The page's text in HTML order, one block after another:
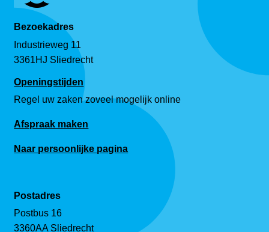
Bezoekadres
Industrieweg 11
3361HJ Sliedrecht
Openingstijden
Regel uw zaken zoveel mogelijk online
Afspraak maken
Naar persoonlijke pagina
Postadres
Postbus 16
3360AA Sliedrecht